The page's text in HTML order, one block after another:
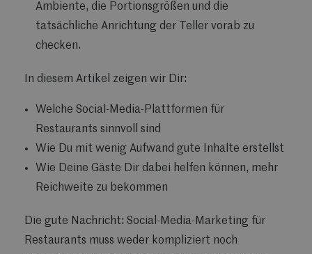
Ambiente, die Portionsgrößen und die
tatsächliche Anrichtung der Teller vorab zu
checken.
In diesem Artikel zeigen wir Dir:
Welche Social-Media-Plattformen für
Restaurants sinnvoll sind
Wie Du mit wenig Aufwand gute Inhalte erstellst
Wie Deine Gäste Dir dabei helfen können, mehr
Reichweite zu bekommen
Die gute Nachricht: Social-Media-Marketing für
Restaurants muss weder kompliziert noch